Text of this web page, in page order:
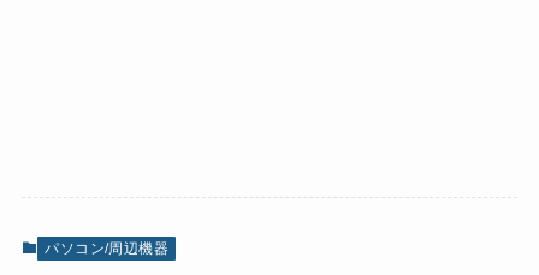
パソコン/周辺機器